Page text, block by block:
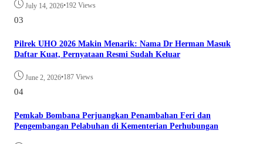
July 14, 2026•192 Views
03
Pilrek UHO 2026 Makin Menarik: Nama Dr Herman Masuk
Daftar Kuat, Pernyataan Resmi Sudah Keluar
June 2, 2026•187 Views
04
Pemkab Bombana Perjuangkan Penambahan Feri dan
Pengembangan Pelabuhan di Kementerian Perhubungan